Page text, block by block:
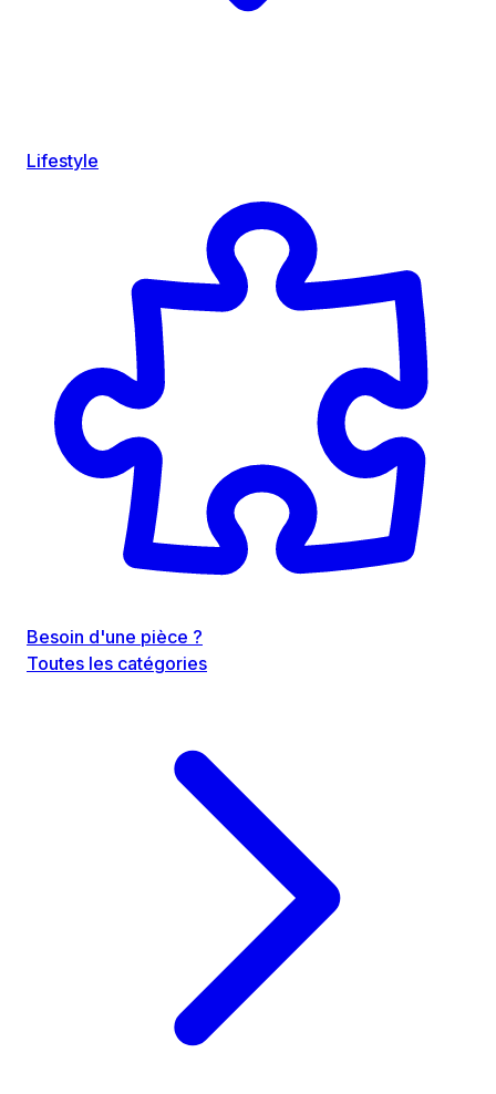
Lifestyle
Besoin d'une pièce ?
Toutes les catégories